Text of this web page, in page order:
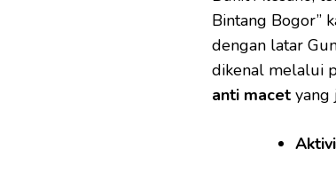
Bintang Bogor”
dengan latar
dikenal melalui
anti macet yang